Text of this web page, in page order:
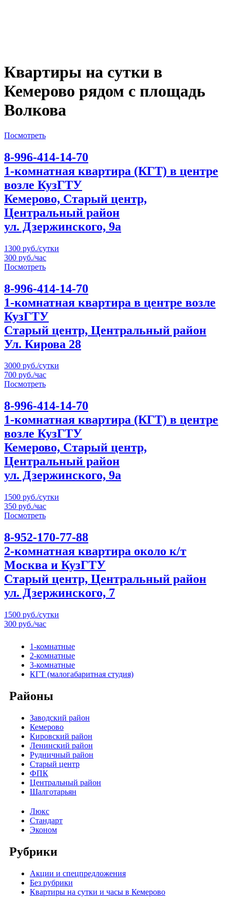
Квартиры на сутки в
Кемерово рядом с площадь
Волкова
Посмотреть
8-996-414-14-70
1-комнатная квартира (КГТ) в центре
возле КузГТУ
Кемерово, Старый центр,
Центральный район
ул. Дзержинского, 9а
1300 руб./сутки
300 руб./час
Посмотреть
8-996-414-14-70
1-комнатная квартира в центре возле
КузГТУ
Старый центр, Центральный район
Ул. Кирова 28
3000 руб./сутки
700 руб./час
Посмотреть
8-996-414-14-70
1-комнатная квартира (КГТ) в центре
возле КузГТУ
Кемерово, Старый центр,
Центральный район
ул. Дзержинского, 9а
1500 руб./сутки
350 руб./час
Посмотреть
8-952-170-77-88
2-комнатная квартира около к/т
Москва и КузГТУ
Старый центр, Центральный район
ул. Дзержинского, 7
1500 руб./сутки
300 руб./час
1-комнатные
2-комнатные
3-комнатные
КГТ (малогабаритная студия)
Районы
Заводский район
Кемерово
Кировский район
Ленинский район
Рудничный район
Старый центр
ФПК
Центральный район
Шалготарьян
Люкс
Стандарт
Эконом
Рубрики
Акции и спецпредложения
Без рубрики
Квартиры на сутки и часы в Кемерово